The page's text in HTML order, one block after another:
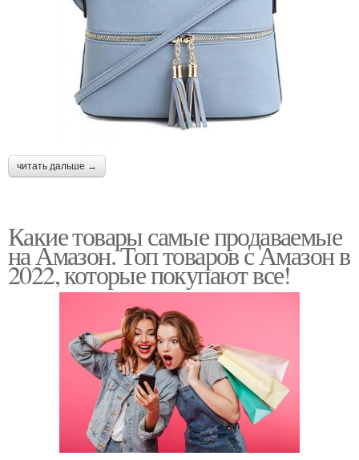
читать дальше →
Какие товары самые продаваемые
на Амазон. Топ товаров с Амазон в
2022, которые покупают все!